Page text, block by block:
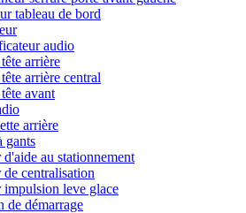
tableau de bord
audio
arrière
arrière central
avant
arrière
gants
au stationnement
centralisation
leve glace
de démarrage